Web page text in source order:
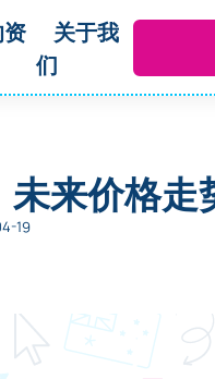
关于我
们
来价格走
19